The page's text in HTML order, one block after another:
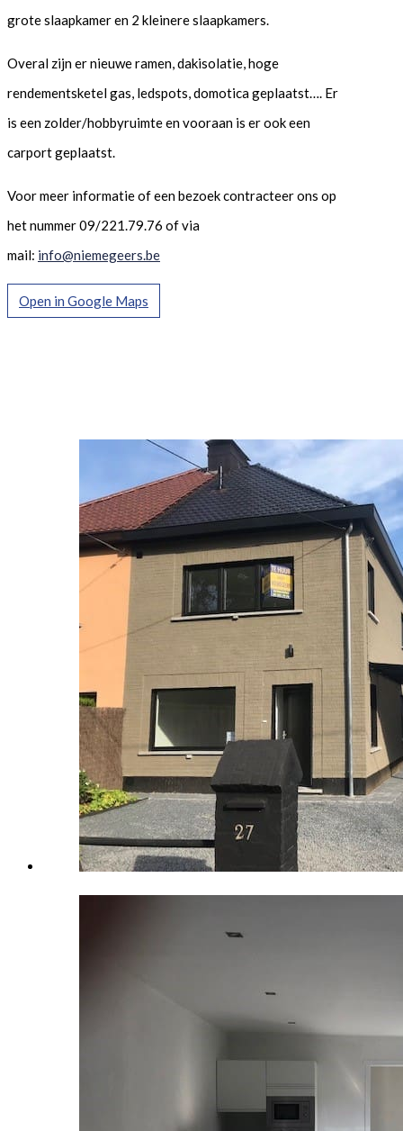
grote slaapkamer en 2 kleinere slaapkamers.
Overal zijn er nieuwe ramen, dakisolatie, hoge
rendementsketel gas, ledspots, domotica geplaatst…. Er
is een zolder/hobbyruimte en vooraan is er ook een
carport geplaatst.
Voor meer informatie of een bezoek contracteer ons op
het nummer 09/221.79.76 of via
mail: info@niemegeers.be
Open in Google Maps